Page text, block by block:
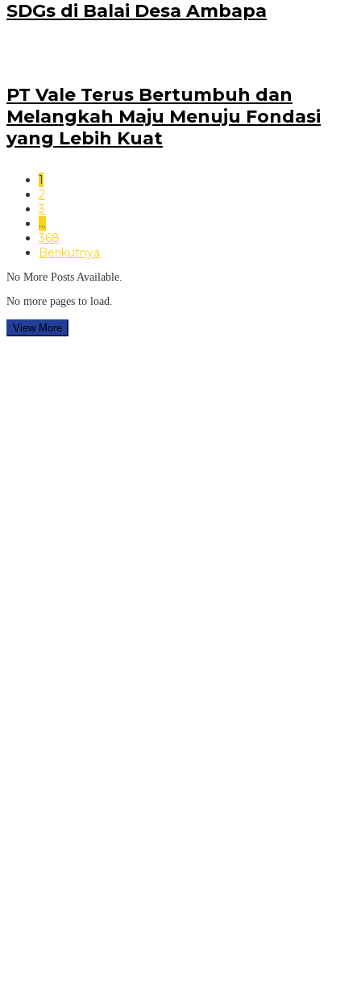
SDGs di Balai Desa Ambapa
PT Vale Terus Bertumbuh dan
Melangkah Maju Menuju Fondasi
yang Lebih Kuat
1
2
3
…
368
Berikutnya
No More Posts Available.
No more pages to load.
View More